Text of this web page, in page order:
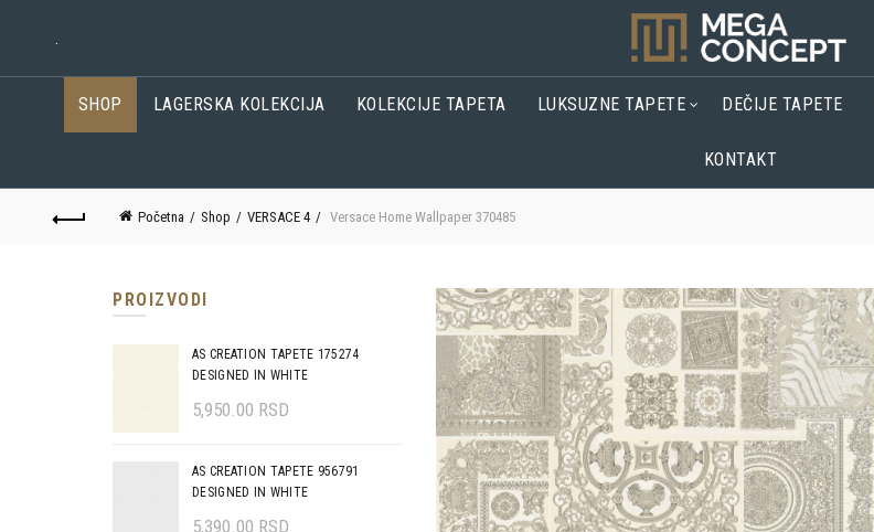
.
SHOP LAGERSKA KOLEKCIJA KOLEKCIJE TAPETA LUKSUZNE TAPETE DEČIJE TAPETE
KONTAKT
Početna Shop VERSACE 4 Versace Home Wallpaper 370485
PROIZVODI
AS CREATION TAPETE 175274
DESIGNED IN WHITE
5,950.00 RSD
AS CREATION TAPETE 956791
DESIGNED IN WHITE
5,390.00 RSD